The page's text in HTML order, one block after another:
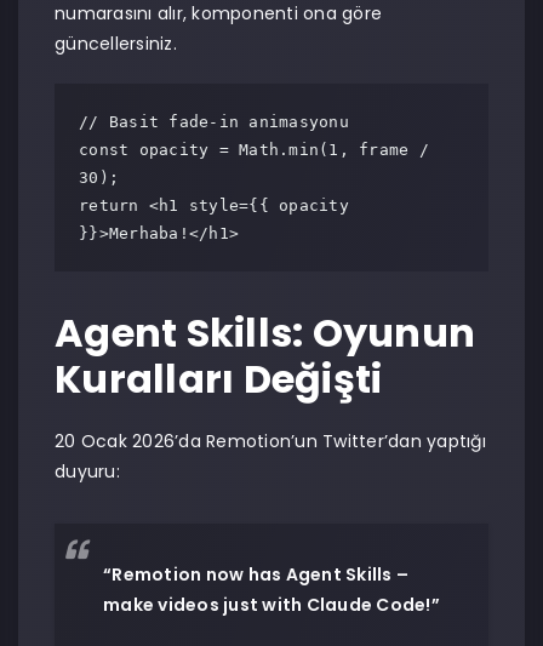
numarasını alır, komponenti ona göre
güncellersiniz.
// Basit fade-in animasyonu
const opacity = Math.min(1, frame /
30);
return <h1 style={{ opacity
}}>Merhaba!</h1>
Agent Skills: Oyunun
Kuralları Değişti
20 Ocak 2026’da Remotion’un Twitter’dan yaptığı
duyuru:
“Remotion now has Agent Skills –
make videos just with Claude Code!”